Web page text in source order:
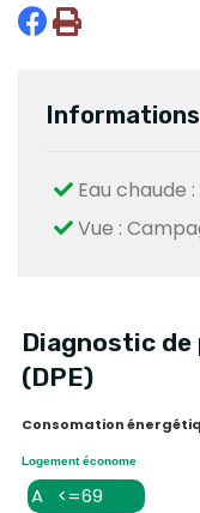
Eau chaude
Vue :
Diagnostic
(DPE)
Consomation
Logement économe
A <=69